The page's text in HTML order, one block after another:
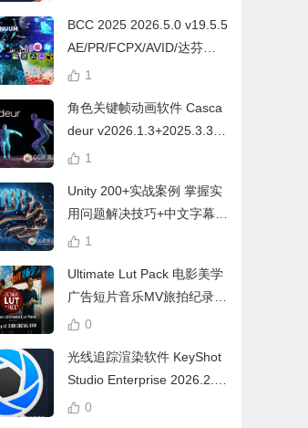
BCC 2025 2026.5.0 v19.5.5
AE/PR/FCPX/AVID/达芬奇
视频特效插件Continuum Wi
1
角色关键帧动画软件 Casca
deur v2026.1.3+2025.3.3
Win/Mac+中文字幕教程
1
Unity 200+实战案例 掌握实
用问题解决技巧+中文字幕 L
earn Problem Solving
1
Ultimate Lut Pack 电影美学
广告短片音乐MV旅拍纪录片
视频调色预设
0
光线追踪渲染软件 KeyShot
Studio Enterprise 2026.2.1
Win中文版
0